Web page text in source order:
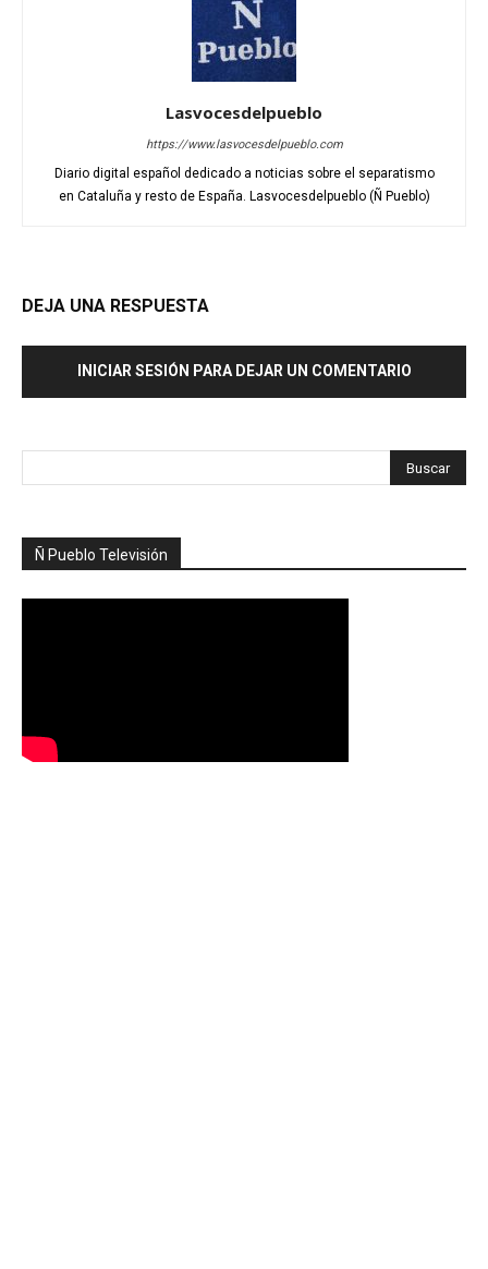
Lasvocesdelpueblo
https://www.lasvocesdelpueblo.com
Diario digital español dedicado a noticias sobre el separatismo
en Cataluña y resto de España. Lasvocesdelpueblo (Ñ Pueblo)
DEJA UNA RESPUESTA
INICIAR SESIÓN PARA DEJAR UN COMENTARIO
Ñ Pueblo Televisión